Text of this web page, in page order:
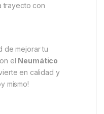
trayecto con
de mejorar tu
el Neumático
en calidad y
mismo!